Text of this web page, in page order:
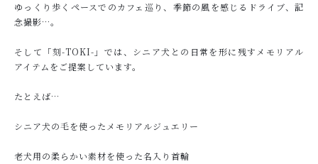
ゆっくり歩くペースでのカフェ巡り、季節の風を感じるドライブ、記
念撮影…。
そして「刻-TOKI-」では、シニア犬との日常を形に残すメモリアル
アイテムをご提案しています。
たとえば…
シニア犬の毛を使ったメモリアルジュエリー
老犬用の柔らかい素材を使った名入り首輪